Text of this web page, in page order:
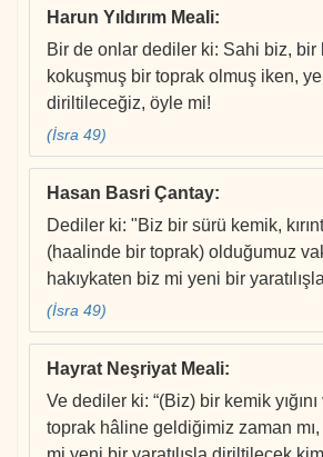
Harun Yıldırım Meali:
Bir de onlar dediler ki: Sahi biz, bir
kokuşmuş bir toprak olmuş iken,
diriltileceğiz, öyle mi!
(İsra 49)
Hasan Basri Çantay:
Dediler ki: "Biz bir sürü kemik,
(haalinde bir toprak) olduğumuz
hakıykaten biz mi yeni bir
(İsra 49)
Hayrat Neşriyat Meali:
Ve dediler ki: “(Biz) bir kemik
toprak hâline geldiğimiz zaman